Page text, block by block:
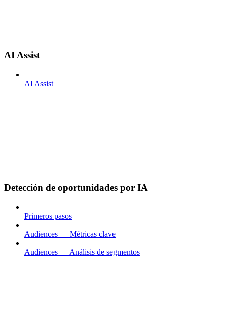
AI Assist
AI Assist
Detección de oportunidades por IA
Primeros pasos
Audiences — Métricas clave
Audiences — Análisis de segmentos